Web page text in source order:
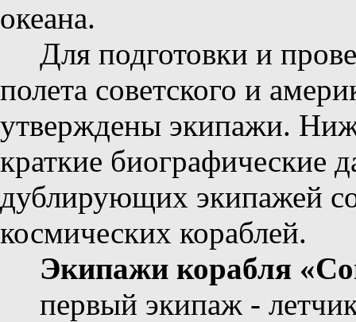
океана.
Для подготовки и
полета советского и
утверждены экипажи.
краткие биографические
дублирующих экипажей
космических кораблей.
Экипажи корабля
первый экипаж -